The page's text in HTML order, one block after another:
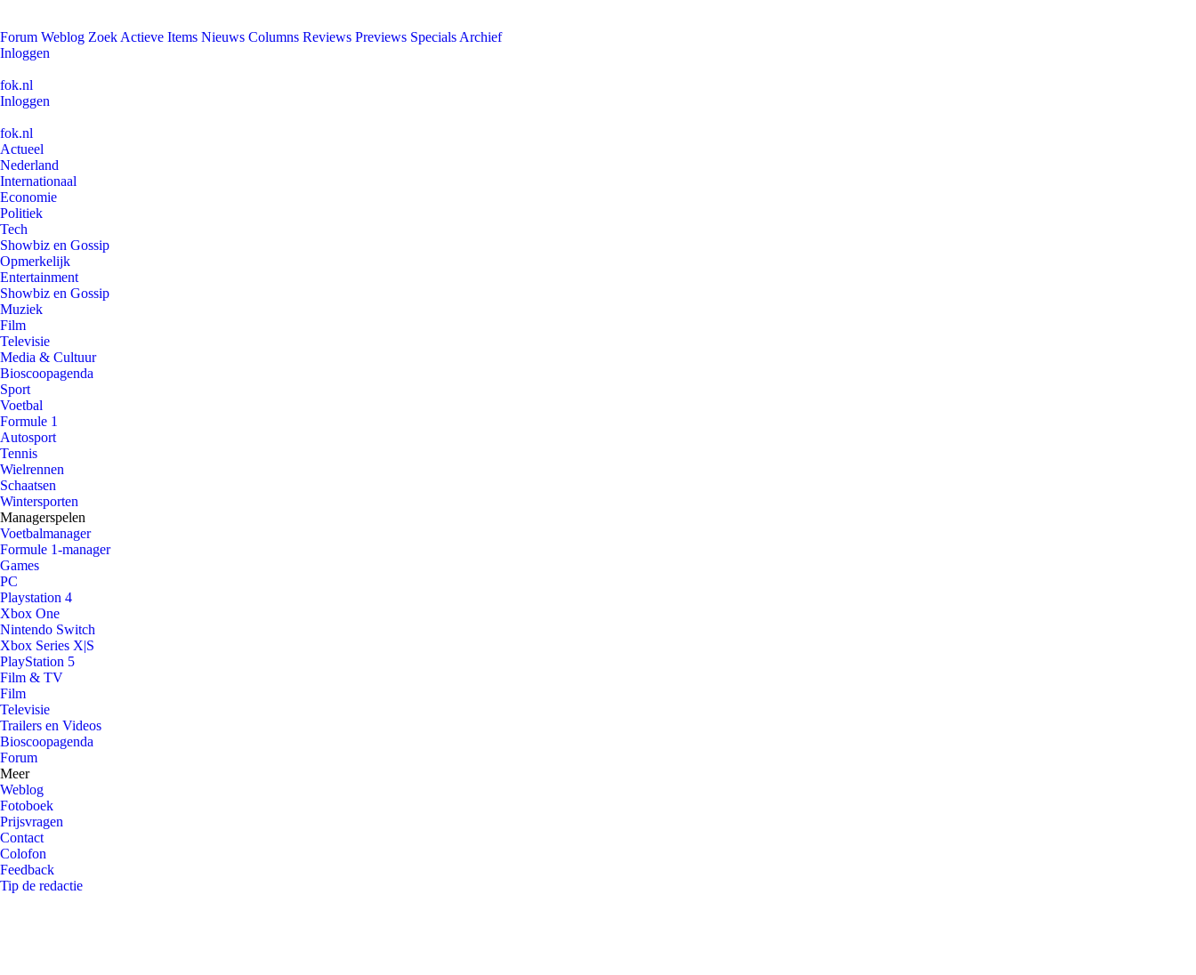
Forum Weblog Zoek Actieve Items Nieuws Columns Reviews Previews Specials Archief
Inloggen
fok.nl
Inloggen
fok.nl
Actueel
Nederland
Internationaal
Economie
Politiek
Tech
Showbiz en Gossip
Opmerkelijk
Entertainment
Showbiz en Gossip
Muziek
Film
Televisie
Media & Cultuur
Bioscoopagenda
Sport
Voetbal
Formule 1
Autosport
Tennis
Wielrennen
Schaatsen
Wintersporten
Managerspelen
Voetbalmanager
Formule 1-manager
Games
PC
Playstation 4
Xbox One
Nintendo Switch
Xbox Series X|S
PlayStation 5
Film & TV
Film
Televisie
Trailers en Videos
Bioscoopagenda
Forum
Meer
Weblog
Fotoboek
Prijsvragen
Contact
Colofon
Feedback
Tip de redactie